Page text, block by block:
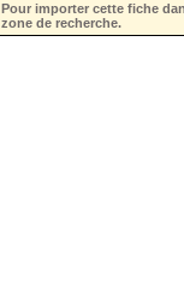
Pour importer cette fiche
zone de recherche.